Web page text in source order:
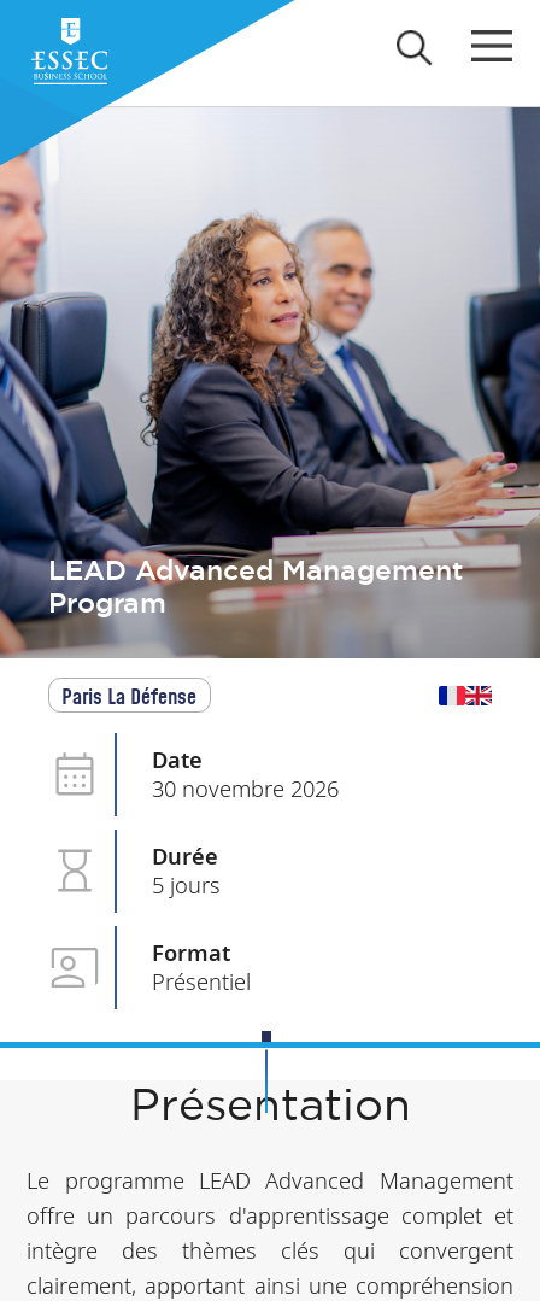
LEAD Advanced Management
Program
Paris La Défense
Date
30 novembre 2026
Durée
5 jours
Format
Présentiel
Présentation
Le programme LEAD Advanced Management
offre un parcours d'apprentissage complet et
intègre des thèmes clés qui convergent
clairement, apportant ainsi une compréhension